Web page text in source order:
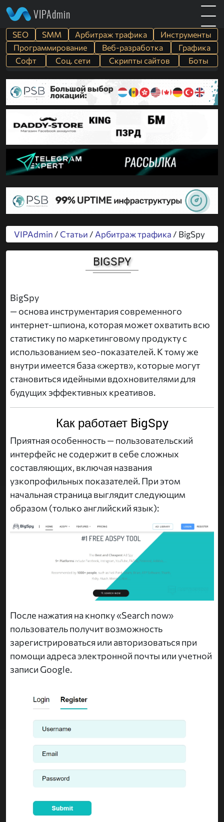
VIPAdmin
SEO SMM Арбитраж трафика
Инструменты
Программирование
Веб-разработка
Графика
Софт
Cоц. сети Скрипты сайтов Боты
VIPAdmin / Статьи / Арбитраж трафика / BigSpy
BIGSPY
BigSpy
— основа инструментария современного
интернет-шпиона, которая может охватить всю
статистику по маркетинговому продукту с
использованием seo-показателей. К тому же
внутри имеется база «жертв», которые могут
становиться идейными вдохновителями для
будущих эффективных креативов.
Как работает BigSpy
Приятная особенность — пользовательский
интерфейс не содержит в себе сложных
составляющих, включая названия
узкопрофильных показателей. При этом
начальная страница выглядит следующим
образом (только английский язык):
После нажатия на кнопку «Search now»
пользователь получит возможность
зарегистрироваться или авторизоваться при
помощи адреса электронной почты или учетной
записи Google.